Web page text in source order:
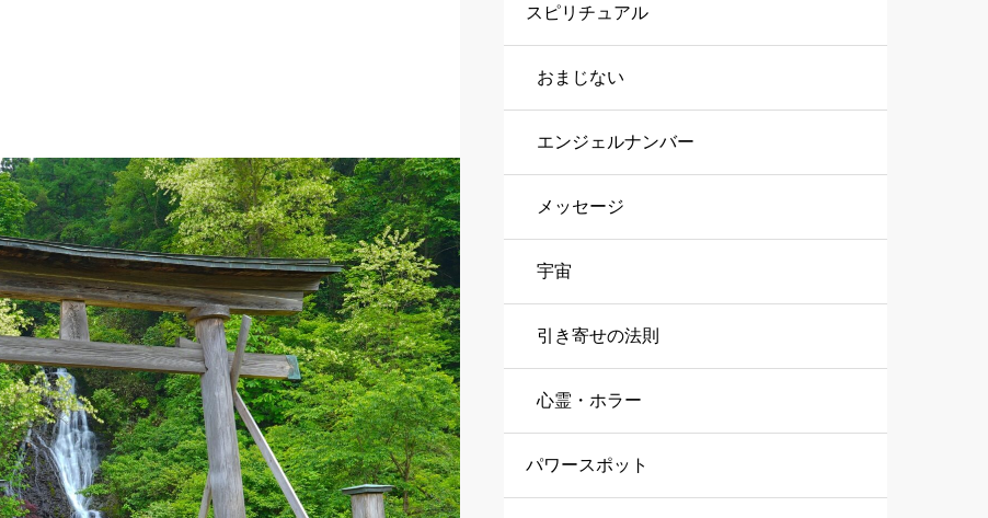
スピリチュアル
おまじない
エンジェルナンバー
メッセージ
宇宙
引き寄せの法則
心霊・ホラー
パワースポット